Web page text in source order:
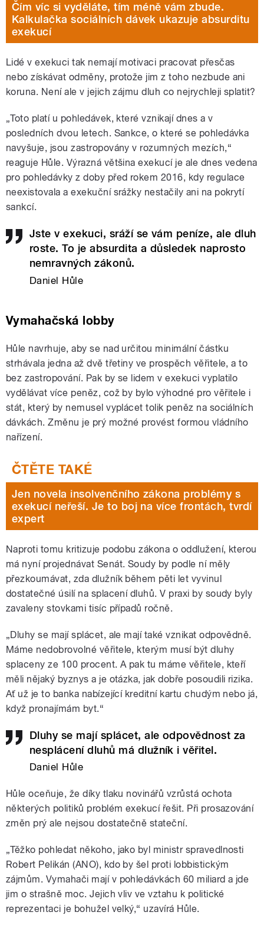
Čím víc si vyděláte, tím méně vám zbude.
Kalkulačka sociálních dávek ukazuje absurditu
exekucí
Lidé v exekuci tak nemají motivaci pracovat přesčas
nebo získávat odměny, protože jim z toho nezbude ani
koruna. Není ale v jejich zájmu dluh co nejrychleji splatit?
„Toto platí u pohledávek, které vznikají dnes a v
posledních dvou letech. Sankce, o které se pohledávka
navyšuje, jsou zastropovány v rozumných mezích,“
reaguje Hůle. Výrazná většina exekucí je ale dnes vedena
pro pohledávky z doby před rokem 2016, kdy regulace
neexistovala a exekuční srážky nestačily ani na pokrytí
sankcí.
Jste v exekuci, sráží se vám peníze, ale dluh
roste. To je absurdita a důsledek naprosto
nemravných zákonů.
Daniel Hůle
Vymahačská lobby
Hůle navrhuje, aby se nad určitou minimální částku
strhávala jedna až dvě třetiny ve prospěch věřitele, a to
bez zastropování. Pak by se lidem v exekuci vyplatilo
vydělávat více peněz, což by bylo výhodné pro věřitele i
stát, který by nemusel vyplácet tolik peněz na sociálních
dávkách. Změnu je prý možné provést formou vládního
nařízení.
Jen novela insolvenčního zákona problémy s
exekucí neřeší. Je to boj na více frontách, tvrdí
expert
Naproti tomu kritizuje podobu zákona o oddlužení, kterou
má nyní projednávat Senát. Soudy by podle ní měly
přezkoumávat, zda dlužník během pěti let vyvinul
dostatečné úsilí na splacení dluhů. V praxi by soudy byly
zavaleny stovkami tisíc případů ročně.
„Dluhy se mají splácet, ale mají také vznikat odpovědně.
Máme nedobrovolné věřitele, kterým musí být dluhy
splaceny ze 100 procent. A pak tu máme věřitele, kteří
měli nějaký byznys a je otázka, jak dobře posoudili rizika.
Ať už je to banka nabízející kreditní kartu chudým nebo já,
když pronajímám byt.“
Dluhy se mají splácet, ale odpovědnost za
nesplácení dluhů má dlužník i věřitel.
Daniel Hůle
Hůle oceňuje, že díky tlaku novinářů vzrůstá ochota
některých politiků problém exekucí řešit. Při prosazování
změn prý ale nejsou dostatečně stateční.
„Těžko pohledat někoho, jako byl ministr spravedlnosti
Robert Pelikán (ANO), kdo by šel proti lobbistickým
zájmům. Vymahači mají v pohledávkách 60 miliard a jde
jim o strašně moc. Jejich vliv ve vztahu k politické
reprezentaci je bohužel velký,“ uzavírá Hůle.